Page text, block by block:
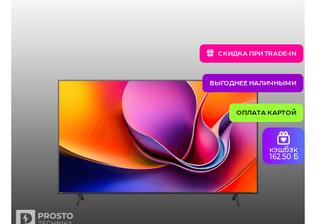
CКИДКА ПРИ TRADE-IN
ВЫГОДНЕЕ НАЛИЧНЫМИ
ОПЛАТА КАРТОЙ
кэшбэк
162.50 Б